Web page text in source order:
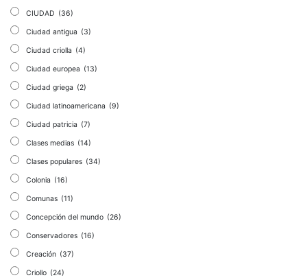
CIUDAD (36)
Ciudad antigua (3)
Ciudad criolla (4)
Ciudad europea (13)
Ciudad griega (2)
Ciudad latinoamericana (9)
Ciudad patricia (7)
Clases medias (14)
Clases populares (34)
Colonia (16)
Comunas (11)
Concepción del mundo (26)
Conservadores (16)
Creación (37)
Criollo (24)